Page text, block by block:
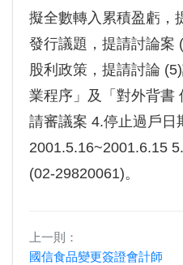
擬全數轉入累積盈虧，
發行議題，提請討論案
股利政策，提請討論
業程序」及「對外背書
請審議案 4.停止過戶日
2001.5.16~2001.6.15
(02-29820061)。
上一則：
國信食品變更簽證會計師